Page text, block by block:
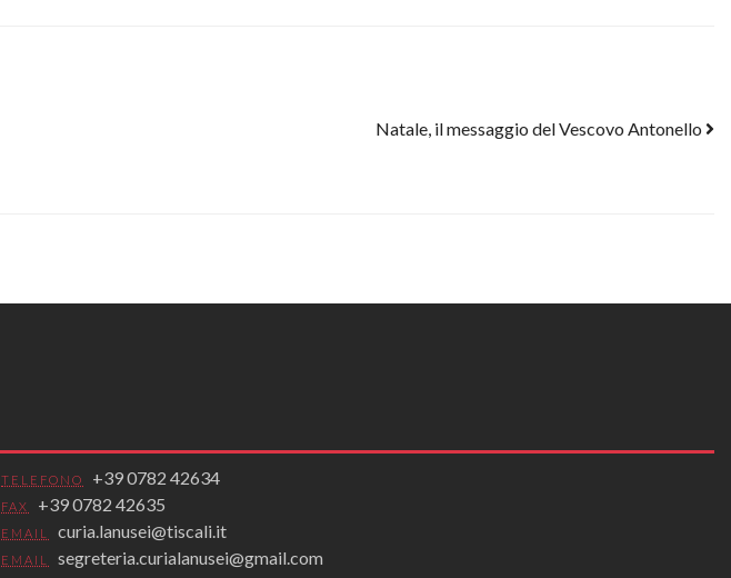
Natale, il messaggio del Vescovo Antonello
TELEFONO +39 0782 42634
FAX +39 0782 42635
EMAIL curia.lanusei@tiscali.it
EMAIL
segreteria.curialanusei@gmail.com